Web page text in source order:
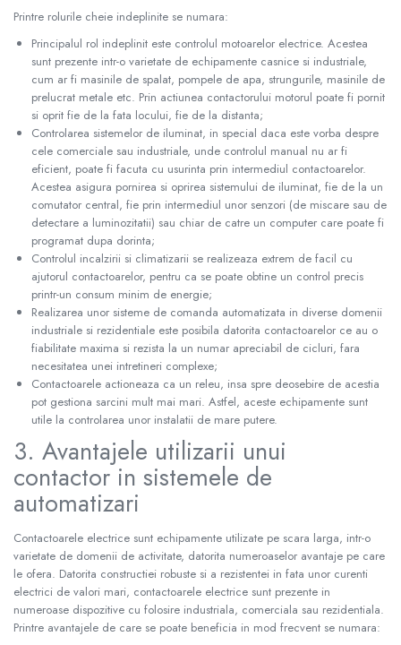
Printre rolurile cheie indeplinite se numara:
Principalul rol indeplinit este controlul motoarelor electrice. Acestea
sunt prezente intr-o varietate de echipamente casnice si industriale,
cum ar fi masinile de spalat, pompele de apa, strungurile, masinile de
prelucrat metale etc. Prin actiunea contactorului motorul poate fi pornit
si oprit fie de la fata locului, fie de la distanta;
Controlarea sistemelor de iluminat, in special daca este vorba despre
cele comerciale sau industriale, unde controlul manual nu ar fi
eficient, poate fi facuta cu usurinta prin intermediul contactoarelor.
Acestea asigura pornirea si oprirea sistemului de iluminat, fie de la un
comutator central, fie prin intermediul unor senzori (de miscare sau de
detectare a luminozitatii) sau chiar de catre un computer care poate fi
programat dupa dorinta;
Controlul incalzirii si climatizarii se realizeaza extrem de facil cu
ajutorul contactoarelor, pentru ca se poate obtine un control precis
printr-un consum minim de energie;
Realizarea unor sisteme de comanda automatizata in diverse domenii
industriale si rezidentiale este posibila datorita contactoarelor ce au o
fiabilitate maxima si rezista la un numar apreciabil de cicluri, fara
necesitatea unei intretineri complexe;
Contactoarele actioneaza ca un releu, insa spre deosebire de acestia
pot gestiona sarcini mult mai mari. Astfel, aceste echipamente sunt
utile la controlarea unor instalatii de mare putere.
3. Avantajele utilizarii unui
contactor in sistemele de
automatizari
Contactoarele electrice sunt echipamente utilizate pe scara larga, intr-o
varietate de domenii de activitate, datorita numeroaselor avantaje pe care
le ofera. Datorita constructiei robuste si a rezistentei in fata unor curenti
electrici de valori mari, contactoarele electrice sunt prezente in
numeroase dispozitive cu folosire industriala, comerciala sau rezidentiala.
Printre avantajele de care se poate beneficia in mod frecvent se numara: